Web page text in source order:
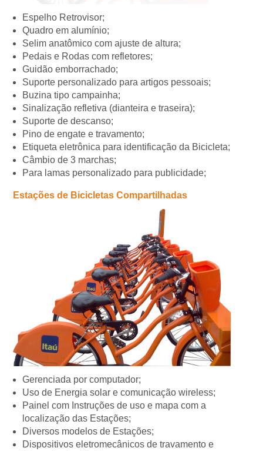
Espelho Retrovisor;
Quadro em alumínio;
Selim anatômico com ajuste de altura;
Pedais e Rodas com refletores;
Guidão emborrachado;
Suporte personalizado para artigos pessoais;
Buzina tipo campainha;
Sinalização refletiva (dianteira e traseira);
Suporte de descanso;
Pino de engate e travamento;
Etiqueta eletrônica para identificação da Bicicleta;
Câmbio de 3 marchas;
Para lamas personalizado para publicidade;
Estações de Bicicletas Compartilhadas
Gerenciada por computador;
Uso de Energia solar e comunicação wireless;
Painel com Instruções de uso e mapa com a
localização das Estações;
Diversos modelos de Estações;
Dispositivos eletromecânicos de travamento e